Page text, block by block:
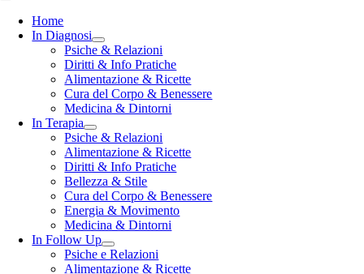
Toggle
NavigationHome
In Diagnosi
Psiche & Relazioni
Diritti & Info Pratiche
Alimentazione & Ricette
Cura del Corpo & Benessere
Medicina & Dintorni
In Terapia
Psiche & Relazioni
Alimentazione & Ricette
Diritti & Info Pratiche
Bellezza & Stile
Cura del Corpo & Benessere
Energia & Movimento
Medicina & Dintorni
In Follow Up
Psiche e Relazioni
Alimentazione & Ricette